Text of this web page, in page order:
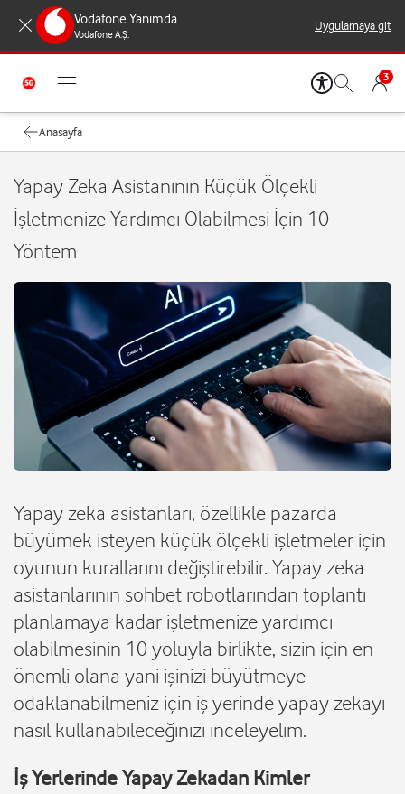
Vodafone Yanımda
Vodafone A.Ş.
Uygulamaya git
3
Anasayfa
Yapay Zeka Asistanının Küçük Ölçekli
İşletmenize Yardımcı Olabilmesi İçin 10
Yöntem
Yapay zeka asistanları, özellikle pazarda
büyümek isteyen küçük ölçekli işletmeler için
oyunun kurallarını değiştirebilir. Yapay zeka
asistanlarının sohbet robotlarından toplantı
planlamaya kadar işletmenize yardımcı
olabilmesinin 10 yoluyla birlikte, sizin için en
önemli olana yani işinizi büyütmeye
odaklanabilmeniz için iş yerinde yapay zekayı
nasıl kullanabileceğinizi inceleyelim.
İş Yerlerinde Yapay Zekadan Kimler